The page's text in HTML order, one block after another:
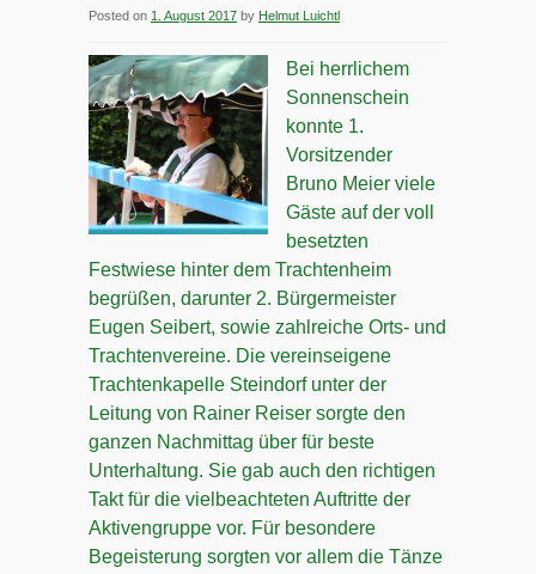
Posted on 1. August 2017 by Helmut Luichtl
Bei herrlichem
Sonnenschein
konnte 1.
Vorsitzender
Bruno Meier viele
Gäste auf der voll
besetzten
Festwiese hinter dem Trachtenheim
begrüßen, darunter 2. Bürgermeister
Eugen Seibert, sowie zahlreiche Orts- und
Trachtenvereine. Die vereinseigene
Trachtenkapelle Steindorfunter der
Leitung von Rainer Reiser sorgte den
ganzen Nachmittag über für beste
Unterhaltung. Sie gab auch den richtigen
Takt für die vielbeachteten Auftritte der
Aktivengruppe vor. Für besondere
Begeisterung sorgten vor allem die Tänze